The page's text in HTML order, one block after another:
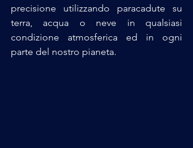
precisione utilizzando paracadute su
terra, acqua o neve in qualsiasi
condizione atmosferica ed in ogni
parte del nostro pianeta.